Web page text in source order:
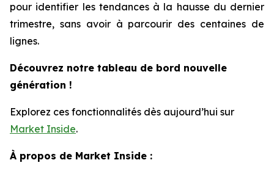
pour identifier les tendances à la hausse du dernier
trimestre, sans avoir à parcourir des centaines de
lignes.
Découvrez notre tableau de bord nouvelle
génération !
Explorez ces fonctionnalités dès aujourd’hui sur
Market Inside.
À propos de Market Inside :